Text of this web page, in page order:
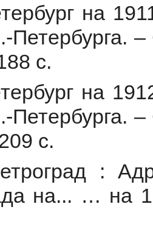
на
с.
на
с.
:
на... … на